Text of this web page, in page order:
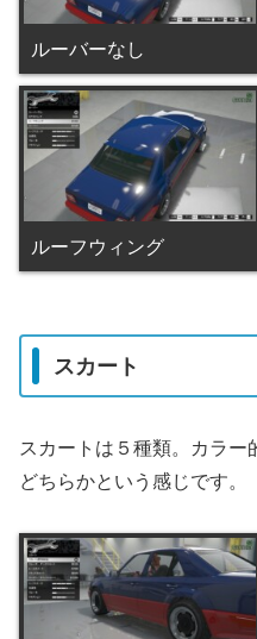
ルーバーなし
ルーフウィング
スカート
スカートは５種類。カラ
どちらかという感じです。